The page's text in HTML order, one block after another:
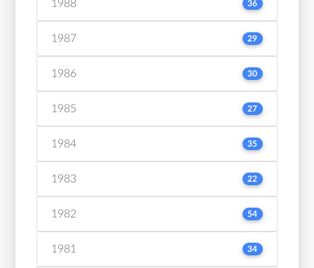
1988 36
1987 29
1986 30
1985 27
1984 35
1983 22
1982 54
1981 34